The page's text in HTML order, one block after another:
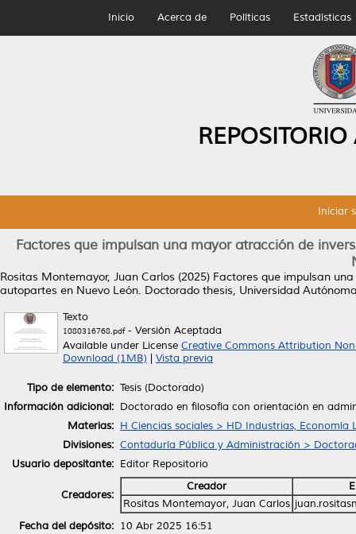
Inicio Acerca de Políticas Estadísticas
Iniciar
Factores que impulsan una mayor atracción de
Rositas Montemayor, Juan Carlos (2025) Factores que impulsan
autopartes en Nuevo León. Doctorado thesis, Universidad
Texto
1080316768.pdf- Versión Aceptada
Available under License Creative Commons Attribution
Download (1MB)
Vista previa
Tipo de elemento: Tesis (Doctorado)
Información adicional: Doctorado en filosofía con orientación en
Materias: H Ciencias sociales > HD Industrias, Economía
Divisiones: Contaduría Pública y Administración >
Usuario depositante: Editor Repositorio
Creadores:
Creador
Rositas Montemayor, Juan Carlos
Fecha del depósito: 10 Abr 2025 16:51